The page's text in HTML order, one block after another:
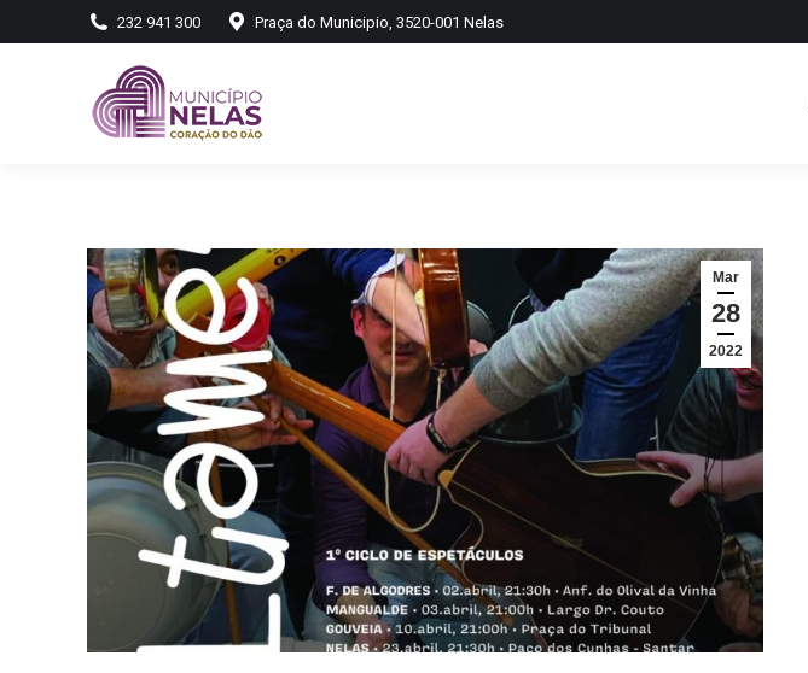
232 941 300 Praça do Municipio, 3520-001 Nelas
Mar
28
2022